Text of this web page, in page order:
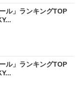
ル」ランキングTOP
ル」ランキングTOP